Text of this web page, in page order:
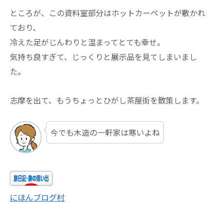
ところが、この資料室部分はホットカーペットが敷かれ
ており、
冷えた足がじんわりと温まってとても幸せ。
気持ち良すぎて、じっくりと展示品を見てしまいまし
た。
志摩を出て、もうちょっとひがし茶屋街を散策します。
今でも木造の一軒家は寒いよね
にほんブログ村